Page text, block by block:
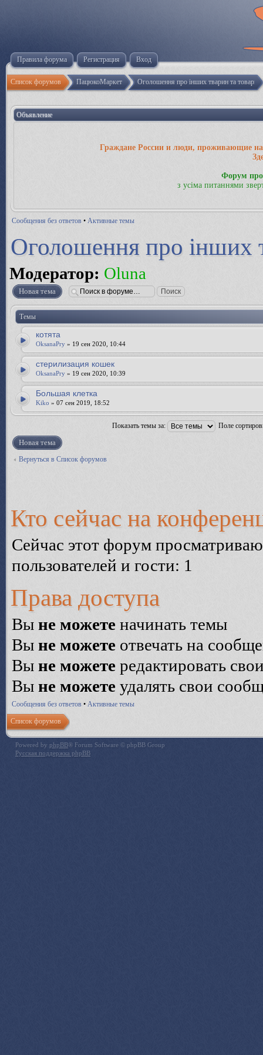
Правила форума Регистрация Вход
Список форумов ПацюкоМаркет Оголошення про інших тварин та товари
Объявление
Граждане России и люди, проживающие на
Форум
з усіма питаннями
Сообщения без ответов • Активные темы
Оголошення про інших
Модератор: Oluna
Новая тема
Темы
котята
OksanaPry » 19 сен 2020, 10:44
стерилизация кошек
OksanaPry » 19 сен 2020, 10:39
Большая клетка
Kiko » 07 сен 2019, 18:52
Показать темы за: Поле
Новая тема
Вернуться в Список форумов
Кто сейчас на
Сейчас этот форум
пользователей и гости: 1
Права доступа
Вы не можете начинать темы
Вы не можете отвечать на
Вы не можете редактировать
Вы не можете удалять свои
Сообщения без ответов • Активные темы
Список форумов
Powered by phpBB® Forum Software © phpBB Group
Русская поддержка phpBB